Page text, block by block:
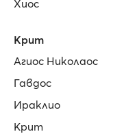
Хиос
Крит
Агиос Николаос
Гавдос
Ираклио
Крит